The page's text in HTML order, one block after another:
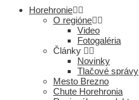
Horehronie
O regióne
Video
Fotogaléria
Články
Novinky
Tlačové správy
Mesto Brezno
Chute Horehronia